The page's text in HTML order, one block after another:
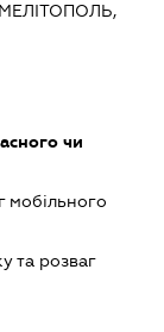
чи
мобільного
та розваг